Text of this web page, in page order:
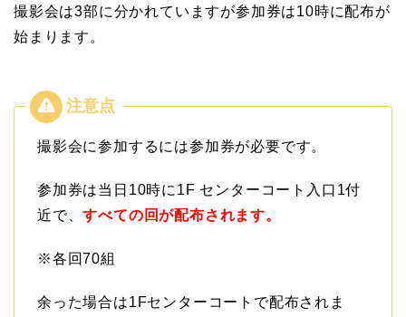
撮影会は3部に分かれていますが参加券は10時に配布が
始まります。
撮影会に参加するには参加券が必要です。
参加券は当日10時に1F センターコート入口1付
近で、すべての回が配布されます。
※各回70組
余った場合は1Fセンターコートで配布されま